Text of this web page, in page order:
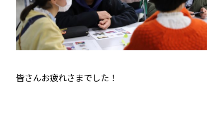
皆さんお疲れさまでした！